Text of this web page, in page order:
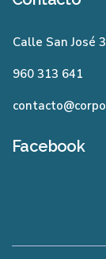
Calle San José
960 313 641
Facebook